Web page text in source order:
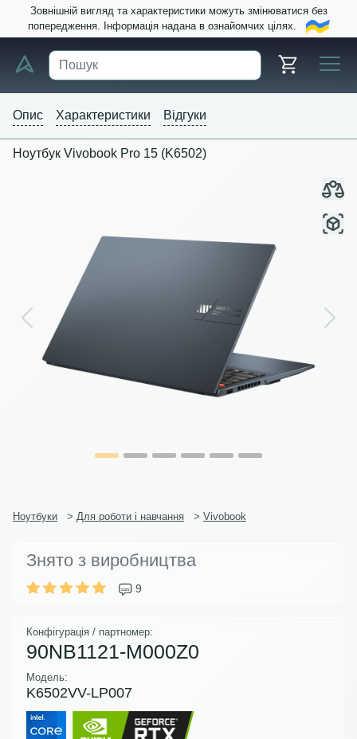
Зовнішній вигляд та характеристики можуть змінюватися без
попередження. Інформація надана в ознайомчих цілях.
Опис Характеристики Відгуки
Ноутбук Vivobook Pro 15 (K6502)
Previous Next
Ноутбуки > Для роботи і навчання > Vivobook
Знято з виробництва
9
Конфігурація / партномер:
90NB1121-M000Z0
Модель:
K6502VV-LP007